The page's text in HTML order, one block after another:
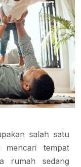
salah satu
tempat
rumah sedang